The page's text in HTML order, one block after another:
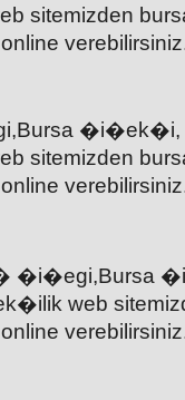
sitemizden
sitemizden
�i�egi,Bursa
web